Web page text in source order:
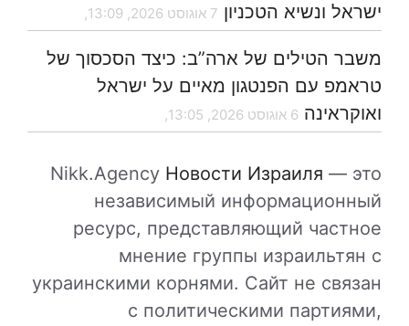
ישראל ונשיא הטכניון 7 אוגוסט 2026, 13:09,
משבר הטילים של ארה”ב: כיצד הסכסוך של
טראמפ עם הפנטגון מאיים על ישראל
ואוקראינה 6 אוגוסט 2026, 13:05,
Nikk.Agency Новости Израиля — это
независимый информационный
ресурс, представляющий частное
мнение группы израильтян с
украинскими корнями. Сайт не связан
с политическими партиями,